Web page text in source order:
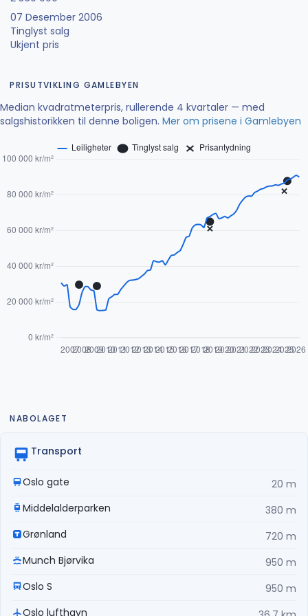
07 Desember 2006
Tinglyst salg
Ukjent pris
PRISUTVIKLING GAMLEBYEN
Median kvadratmeterpris, rullerende 4 kvartaler — med
salgshistorikken til denne boligen. Mer om prisene i Gamlebyen
NABOLAGET
Transport
Oslo gate
20 m
Middelalderparken
380 m
Grønland
720 m
Munch Bjørvika
950 m
Oslo S
950 m
Oslo lufthavn